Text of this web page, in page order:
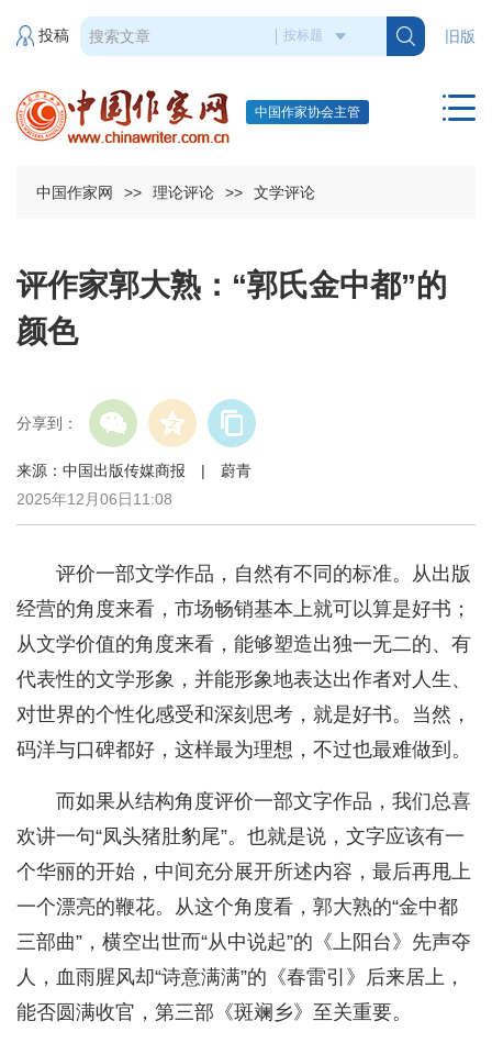
旧版
投稿
中国作家协会主管
中国作家网 >> 理论评论 >> 文学评论
评作家郭大熟：“郭氏金中都”的
颜色
分享到：
来源：中国出版传媒商报 | 蔚青
2025年12月06日11:08
评价一部文学作品，自然有不同的标准。从出版
经营的角度来看，市场畅销基本上就可以算是好书；
从文学价值的角度来看，能够塑造出独一无二的、有
代表性的文学形象，并能形象地表达出作者对人生、
对世界的个性化感受和深刻思考，就是好书。当然，
码洋与口碑都好，这样最为理想，不过也最难做到。
而如果从结构角度评价一部文字作品，我们总喜
欢讲一句“凤头猪肚豹尾”。也就是说，文字应该有一
个华丽的开始，中间充分展开所述内容，最后再甩上
一个漂亮的鞭花。从这个角度看，郭大熟的“金中都
三部曲”，横空出世而“从中说起”的《上阳台》先声夺
人，血雨腥风却“诗意满满”的《春雷引》后来居上，
能否圆满收官，第三部《斑斓乡》至关重要。